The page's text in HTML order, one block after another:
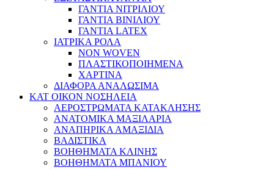
ΓΑΝΤΙΑ ΝΙΤΡΙΛΙΟΥ
ΓΑΝΤΙΑ ΒΙΝΙΛΙΟΥ
ΓΑΝΤΙΑ LATEX
ΙΑΤΡΙΚΑ ΡΟΛΑ
NON WOVEN
ΠΛΑΣΤΙΚΟΠΟΙΗΜΕΝΑ
ΧΑΡΤΙΝΑ
ΔΙΑΦΟΡΑ ΑΝΑΛΩΣΙΜΑ
ΚΑΤ ΟΙΚΟΝ ΝΟΣΗΛΕΙΑ
ΑΕΡΟΣΤΡΩΜΑΤΑ ΚΑΤΑΚΛΗΣΗΣ
ΑΝΑΤΟΜΙΚΑ ΜΑΞΙΛΑΡΙΑ
ΑΝΑΠΗΡΙΚΑ ΑΜΑΞΙΔΙΑ
ΒΑΔΙΣΤΙΚΑ
ΒΟΗΘΗΜΑΤΑ ΚΛΙΝΗΣ
ΒΟΗΘΗΜΑΤΑ ΜΠΑΝΙΟΥ